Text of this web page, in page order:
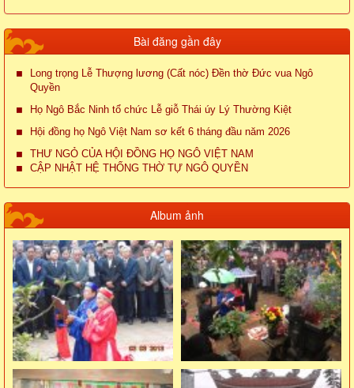
Bài đăng gần đây
Long trọng Lễ Thượng lương (Cất nóc) Đền thờ Đức vua Ngô
Quyền
Họ Ngô Bắc Ninh tổ chức Lễ giỗ Thái úy Lý Thường Kiệt
Hội đồng họ Ngô Việt Nam sơ kết 6 tháng đầu năm 2026
THƯ NGỎ CỦA HỘI ĐỒNG HỌ NGÔ VIỆT NAM
CẬP NHẬT HỆ THỐNG THỜ TỰ NGÔ QUYỀN
Album ảnh